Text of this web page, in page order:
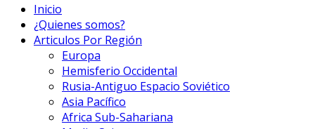
Inicio
¿Quienes somos?
Articulos Por Región
Europa
Hemisferio Occidental
Rusia-Antiguo Espacio Soviético
Asia Pacífico
Africa Sub-Sahariana